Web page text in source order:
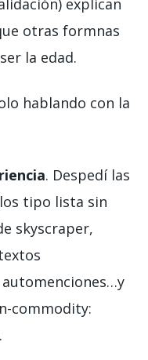
explican
otras formnas
la edad.
hablando con la
. Despedí las
tipo lista sin
skyscraper,
commodity: